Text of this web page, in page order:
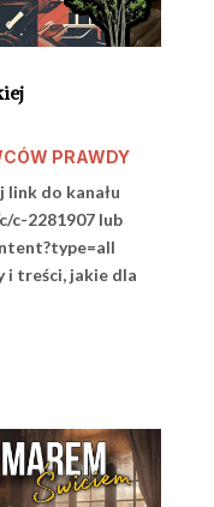
PRAWDY
link do kanału
c-2281907 lub
i treści, jakie dla